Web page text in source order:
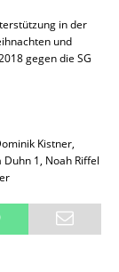
in der
und
gegen die SG
Kistner,
Duhn 1, Noah Riffel